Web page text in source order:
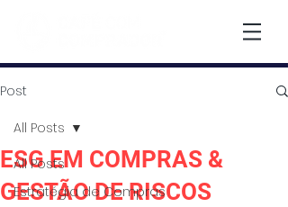
Post
All Posts
Estratégia de Compras
All Posts
ESG EM COMPRAS &
GESTÃO DE RISCOS